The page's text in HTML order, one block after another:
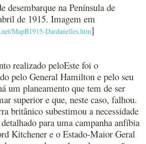
desembarque na Península de
de 1915. Imagem em
MapB1915-Dardanelles.htm]
realizado peloEste foi o
pelo General Hamilton e pelo seu
um planeamento que tem de ser
superior e que, neste caso, falhou.
britânico subestimou a necessidade
para uma campanha anfíbia
Kitchener e o Estado-Maior Geral